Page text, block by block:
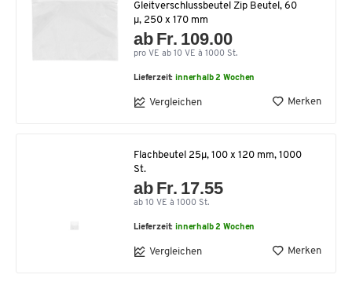
Gleitverschlussbeutel Zip Beutel, 60
µ, 250 x 170 mm
ab Fr. 109.00
pro VE ab 10 VE à 1000 St.
Lieferzeit:innerhalb 2 Wochen
Vergleichen Merken
Flachbeutel 25µ, 100 x 120 mm, 1000
St.
ab Fr. 17.55
ab 10 VE à 1000 St.
Lieferzeit:innerhalb 2 Wochen
Vergleichen Merken